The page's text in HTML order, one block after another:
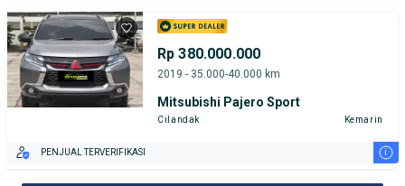
Rp 380.000.000
2019 - 35.000-40.000 km
Mitsubishi Pajero Sport
Cilandak Kemarin
PENJUAL TERVERIFIKASI i